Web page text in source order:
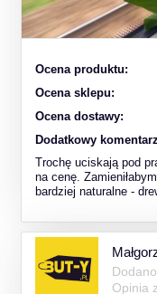
Ocena produktu:
Ocena sklepu:
Ocena dostawy:
Dodatkowy
Trochę uciskają pod
na cenę.
bardziej naturalne -
Opinia